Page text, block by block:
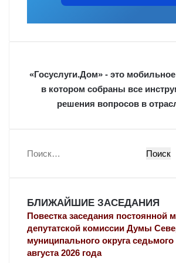
«Госуслуги.Дом» - это
в котором собраны все
решения вопросов в
Н
и
:
БЛИЖАЙШИЕ ЗАСЕДАНИЯ
Повестка заседания постоянной
депутатской комиссии Думы
муниципального округа
августа 2026 года